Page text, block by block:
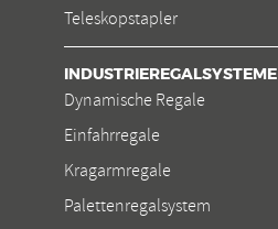
Teleskopstapler
INDUSTRIEREGALSYSTEME
Dynamische Regale
Einfahrregale
Kragarmregale
Palettenregalsystem